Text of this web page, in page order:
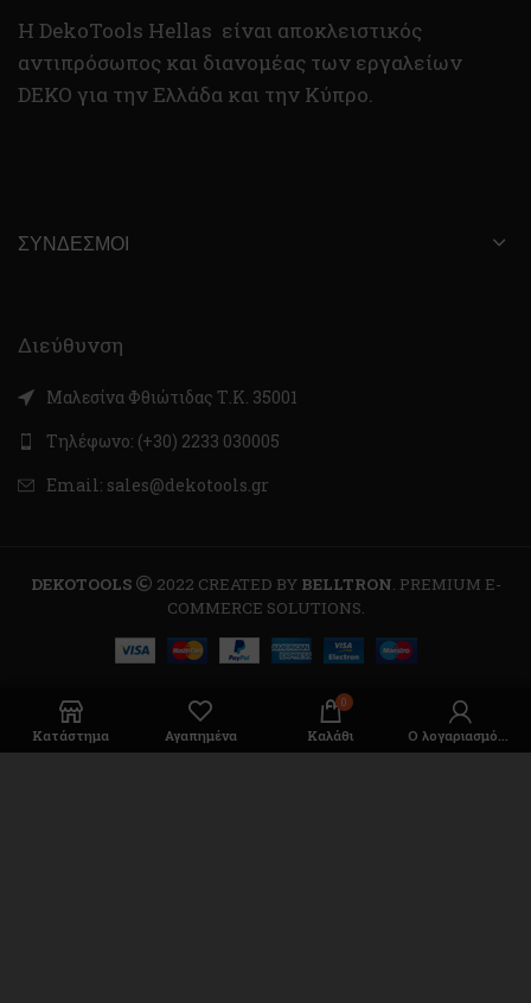
H DekoTools Hellas είναι αποκλειστικός
αντιπρόσωπος και διανομέας των εργαλείων
DEKO για την Ελλάδα και την Κύπρο.
ΣΎΝΔΕΣΜΟΙ
Διεύθυνση
Μαλεσίνα Φθιώτιδας Τ.Κ. 35001
Τηλέφωνο: (+30) 2233 030005
Email: sales@dekotools.gr
DEKOTOOLS 2022 CREATED BY BELLTRON. PREMIUM E-
COMMERCE SOLUTIONS.
Κατάστημα Αγαπημένα
0
Καλάθι Ο λογαριασμός μου